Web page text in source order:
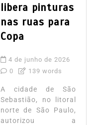
libera pinturas
nas ruas para
Copa
4 de junho de 2026
0
139 words
A cidade de São
Sebastião, no litoral
norte de São Paulo,
autorizou a